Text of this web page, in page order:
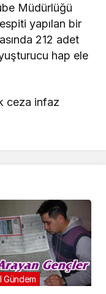
Müdürlüğü
yapılan bir
212 adet
hap ele
ceza infaz
Gündem